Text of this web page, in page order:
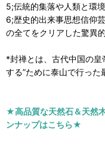
5;伝統的集落や人類と環
6;歴史的出来事思想信仰
の全てをクリアした驚異
*封禅とは、古代中国の皇
する”ために泰山で行った
★高品質な天然石＆天然
ンナップはこちら★